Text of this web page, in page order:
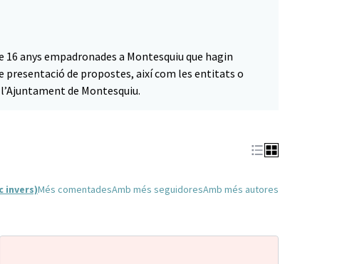
anys empadronades a Montesquiu que hagin
presentació de propostes, així com les entitats o
de Montesquiu.
invers)Més comentadesAmb més seguidoresAmb més autores